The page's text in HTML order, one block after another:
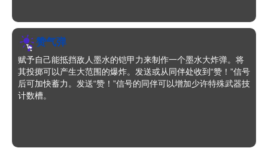
赞气弹
赋予自己能抵挡敌人墨水的铠甲力来制作一个墨水大炸弹。将
其投掷可以产生大范围的爆炸。发送或从同伴处收到“赞！”信号
后可加快蓄力。发送“赞！”信号的同伴可以增加少许特殊武器技
计数槽。